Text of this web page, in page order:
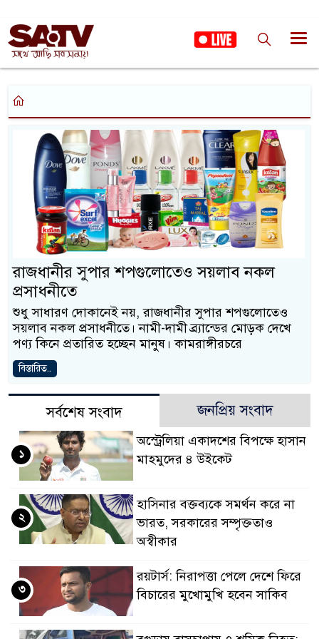
রাজধানীর সুপার শপগুলোতেও সয়লাব নকল
প্রসাধনীতে
শুধু সাধারণ দোকানেই নয়, রাজধানীর সুপার শপগুলোতেও
সয়লাব নকল প্রসাধনীতে। নামী-দামী ব্র্যান্ডের মোড়ক দেখে
পণ্য কিনে প্রতারিত হচ্ছেন মানুষ। কামরাঙ্গীরচরে
বিস্তারিত..
সর্বশেষ সংবাদ জনপ্রিয় সংবাদ
অস্ট্রেলিয়া একাদশের বিপক্ষে হাসান
মাহমুদের ৪ উইকেট
১
হাসিনার বক্তব্যকে সমর্থন করে না
ভারত, সরকারের সম্পৃক্ততাও
অস্বীকার
২
রয়টার্স: নিরাপত্তা পেলে দেশে ফিরে
বিচারের মুখোমুখি হবেন সাকিব
৩